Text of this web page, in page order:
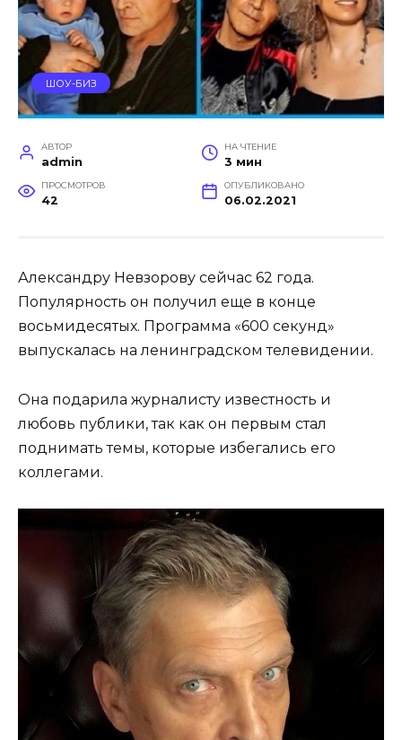
ШОУ-БИЗ
АВТОР
admin
НА ЧТЕНИЕ
3 мин
ПРОСМОТРОВ
42
ОПУБЛИКОВАНО
06.02.2021
Александру Невзорову сейчас 62 года.
Популярность он получил еще в конце
восьмидесятых. Программа «600 секунд»
выпускалась на ленинградском телевидении.
Она подарила журналисту известность и
любовь публики, так как он первым стал
поднимать темы, которые избегались его
коллегами.